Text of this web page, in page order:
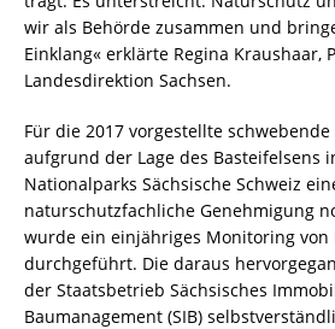
wir als Behörde zusammen und
Einklang« erklärte Regina Kraushaar,
Landesdirektion Sachsen.
Für die 2017 vorgestellte
aufgrund der Lage des Basteifelsens
Nationalparks Sächsische Schweiz
naturschutzfachliche Genehmigung
wurde ein einjähriges Monitoring von
durchgeführt. Die daraus
der Staatsbetrieb Sächsisches
Baumanagement (SIB)